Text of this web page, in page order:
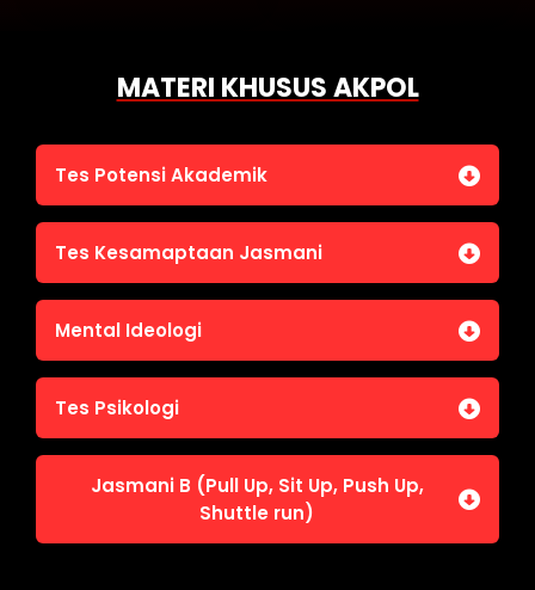
MATERI KHUSUS AKPOL
Tes Potensi Akademik
Bahasa Indonesia
Penalaran Numerik
Pengetahuan Umum (termasuk UU Kepolisian)
Tes Wawasan Kebangsaan
Tes Kesamaptaan Jasmani
Jasmani A (Lari 12 menit)
Mental Ideologi
Mental Ideologi
Tes Psikologi
Tes Kecerdasan
Tes Kecermatan
Tes Kepribadian
Jasmani B (Pull Up, Sit Up, Push Up,
Shuttle run)